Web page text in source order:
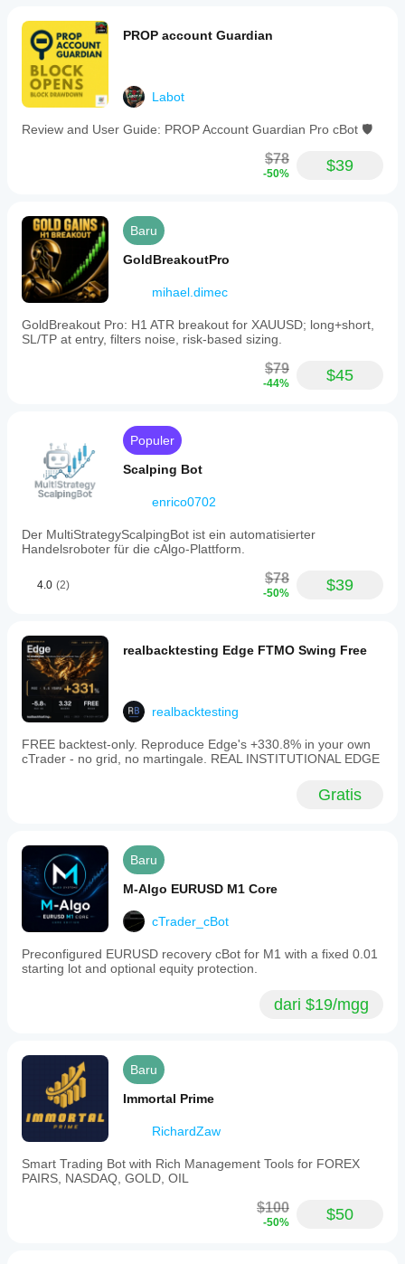
PROP account Guardian
Labot
Review and User Guide: PROP Account Guardian Pro cBot 🛡️
$78
-50% $39
Baru
GoldBreakoutPro
mihael.dimec
GoldBreakout Pro: H1 ATR breakout for XAUUSD; long+short,
SL/TP at entry, filters noise, risk-based sizing.
$79
-44% $45
Populer
Scalping Bot
enrico0702
Der MultiStrategyScalpingBot ist ein automatisierter
Handelsroboter für die cAlgo-Plattform.
4.0 (2) $78
-50% $39
realbacktesting Edge FTMO Swing Free
realbacktesting
FREE backtest-only. Reproduce Edge's +330.8% in your own
cTrader - no grid, no martingale. REAL INSTITUTIONAL EDGE
Gratis
Baru
M-Algo EURUSD M1 Core
cTrader_cBot
Preconfigured EURUSD recovery cBot for M1 with a fixed 0.01
starting lot and optional equity protection.
dari $19/mgg
Baru
Immortal Prime
RichardZaw
Smart Trading Bot with Rich Management Tools for FOREX
PAIRS, NASDAQ, GOLD, OIL
$100
-50% $50